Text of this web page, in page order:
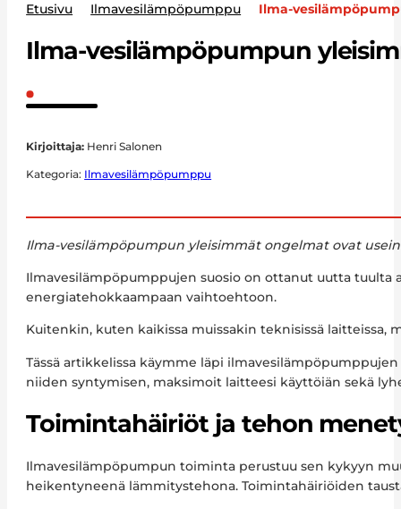
Etusivu Ilmavesilämpöpumppu Ilma-
Ilma-vesilämpöpumpun
Kirjoittaja: Henri Salonen
Kategoria: Ilmavesilämpöpumppu
Ilma-vesilämpöpumpun yleisimmät ongelmat ovat
Ilmavesilämpöpumppujen suosio on ottanut uutta
energiatehokkaampaan vaihtoehtoon.
Kuitenkin, kuten kaikissa muissakin teknisissä laitteissa,
Tässä artikkelissa käymme läpi
niiden syntymisen, maksimoit laitteesi käyttöiän sekä
Toimintahäiriöt ja tehon
Ilmavesilämpöpumpun toiminta perustuu sen kykyyn
heikentyneenä lämmitystehona. Toimintahäiriöiden